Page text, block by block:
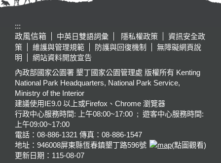
:::
政風信箱
中英日雙語詞彙 隱私權政策
資訊安全政
策
維護與管理規範 防護與回復機制
無障礙網頁說
明
網站資料開放宣告
內政部國家公園署 墾丁國家公園管理處 版權所有 Kenting
National Park Headquarters, National Park Service,
Ministry of the Interior
建議使用IE9.0 以上或Firefox、Chrome 瀏覽器
行政中心服務時間: 上午08:00~17:00 ; 遊客中心服務時間:
上午09:00~17:00
電話：08-886-1321 傳真：08-886-1547
地址：946008屏東縣恆春鎮墾丁路596號
(點圖觀看)
更新日期： 115-08-07